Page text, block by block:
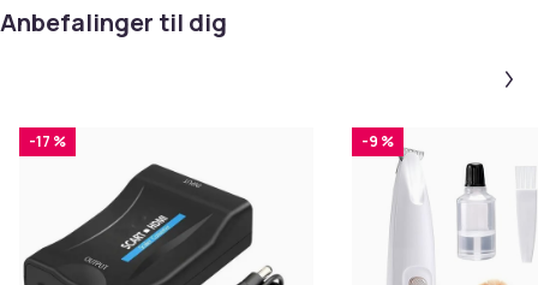
[email protected]
Produktsikkerhetsinformasjon
Anbefalinger til dig
-17 % -9 %